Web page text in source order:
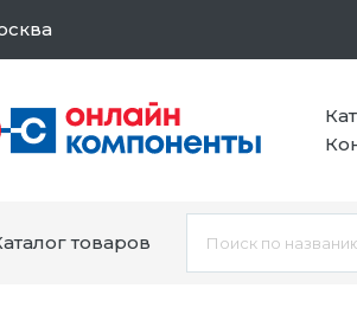
товаров